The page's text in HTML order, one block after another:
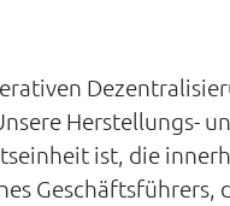
Herstellungs-
ist, die
Geschäftsführers,